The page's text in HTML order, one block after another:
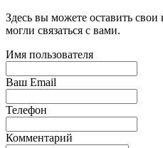
Здесь вы можете оставить
могли связаться с вами.
Имя пользователя
Ваш Email
Телефон
Комментарий